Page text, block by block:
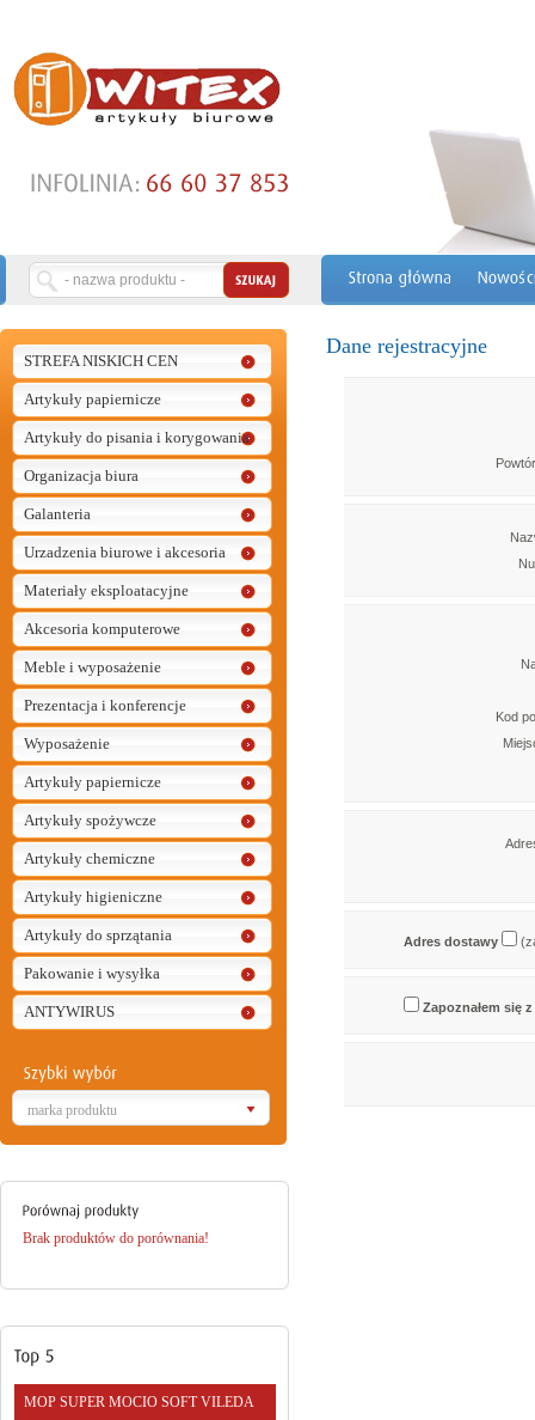
STREFA NISKICH CEN
Artykuły papiernicze
Artykuły do pisania i korygowania
Organizacja biura
Galanteria
Urzadzenia biurowe i akcesoria
Materiały eksploatacyjne
Akcesoria komputerowe
Meble i wyposażenie
Prezentacja i konferencje
Wyposażenie
Artykuły papiernicze
Artykuły spożywcze
Artykuły chemiczne
Artykuły higieniczne
Artykuły do sprzątania
Pakowanie i wysyłka
ANTYWIRUS
marka produktu
Brak produktów do porównania!
MOP SUPER MOCIO SOFT VILEDA
Dane rejestracyjne
Kod
Adres dostawy
Zapoznałem się